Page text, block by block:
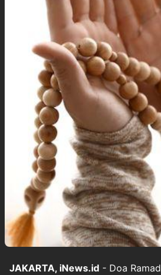
JAKARTA, iNews.id - Doa